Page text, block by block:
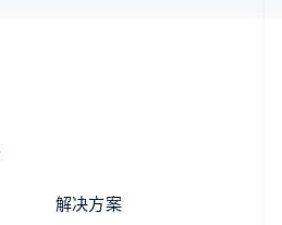
解决方案